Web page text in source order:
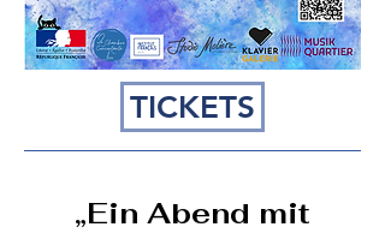
TICKETS
„Ein Abend mit